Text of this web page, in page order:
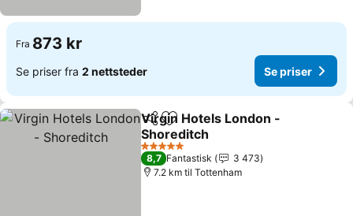
Fra 873 kr
Se priser fra 2 nettsteder Se priser
Del Legg til i favoritter
Virgin Hotels London -
Shoreditch
5 Stjerner
8,7 Fantastisk
3 473
7.2 km til Tottenham